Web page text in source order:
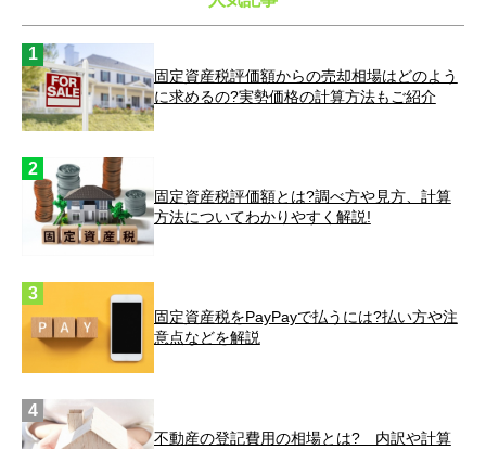
固定資産税評価額からの売却相場はどのよう
に求めるの?実勢価格の計算方法もご紹介
固定資産税評価額とは?調べ方や見方、計算
方法についてわかりやすく解説!
固定資産税をPayPayで払うには?払い方や注
意点などを解説
不動産の登記費用の相場とは? 内訳や計算